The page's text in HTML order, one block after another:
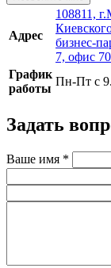
Адрес
108811,
бизнес-
7, офис
График
работы
Пн-Пт с
Задать
Ваше имя *